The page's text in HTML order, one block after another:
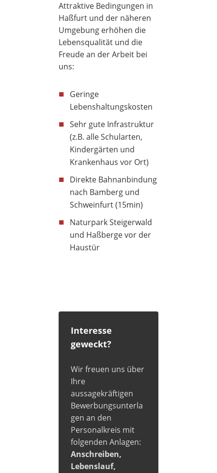
Attraktive Bedingungen in
Haßfurt und der näheren
Umgebung erhöhen die
Lebensqualität und die
Freude an der Arbeit bei
uns:
■
Geringe
Lebenshaltungskosten
■ Sehr gute Infrastruktur
(z.B. alle Schularten,
Kindergärten und
Krankenhaus vor Ort)
■
Direkte Bahnanbindung
nach Bamberg und
Schweinfurt (15min)
■
Naturpark Steigerwald
und Haßberge vor der
Haustür
Interesse
geweckt?
Wir freuen uns über
Ihre
aussagekräftigen
Bewerbungsunterla
gen an den
Personalkreis mit
folgenden Anlagen:
Anschreiben,
Lebenslauf,